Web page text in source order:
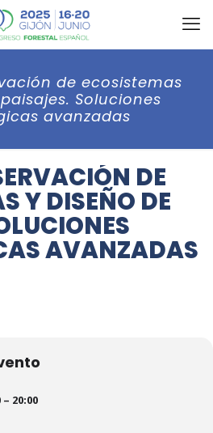
de ecosistemas
Soluciones
avanzadas
DE
Y DISEÑO DE
AVANZADAS
20:00